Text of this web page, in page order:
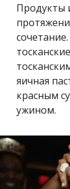
Продукты
яичная
красным
ужином.